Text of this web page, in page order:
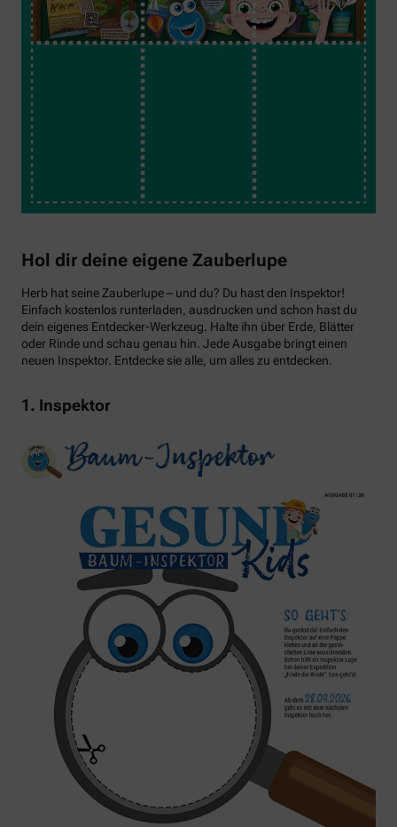
Hol dir deine eigene Zauberlupe
Herb hat seine Zauberlupe – und du? Du hast den Inspektor!
Einfach kostenlos runterladen, ausdrucken und schon hast du
dein eigenes Entdecker-Werkzeug. Halte ihn über Erde, Blätter
oder Rinde und schau genau hin. Jede Ausgabe bringt einen
neuen Inspektor. Entdecke sie alle, um alles zu entdecken.
1. Inspektor